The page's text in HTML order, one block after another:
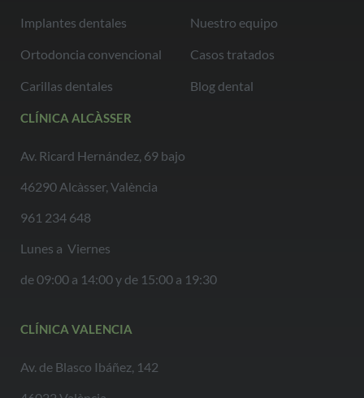
Implantes dentales
Ortodoncia convencional
Carillas dentales
Nuestro equipo
Casos tratados
Blog dental
CLÍNICA ALCÀSSER
Av. Ricard Hernández, 69 bajo
46290 Alcàsser, València
961 234 648
Lunes a Viernes
de 09:00 a 14:00 y de 15:00 a 19:30
CLÍNICA VALENCIA
Av. de Blasco Ibáñez, 142